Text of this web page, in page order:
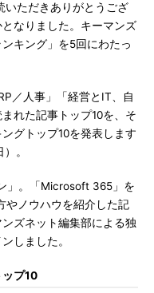
ただきありがとうござ
なりました。キーマンズ
キング」を5回にわたっ
／人事」「経営とIT、自
れた記事トップ10を、そ
グトップ10を発表します
。
」。「Microsoft 365」を
やノウハウを紹介した記
ズネット編集部による独
しました。
ップ10